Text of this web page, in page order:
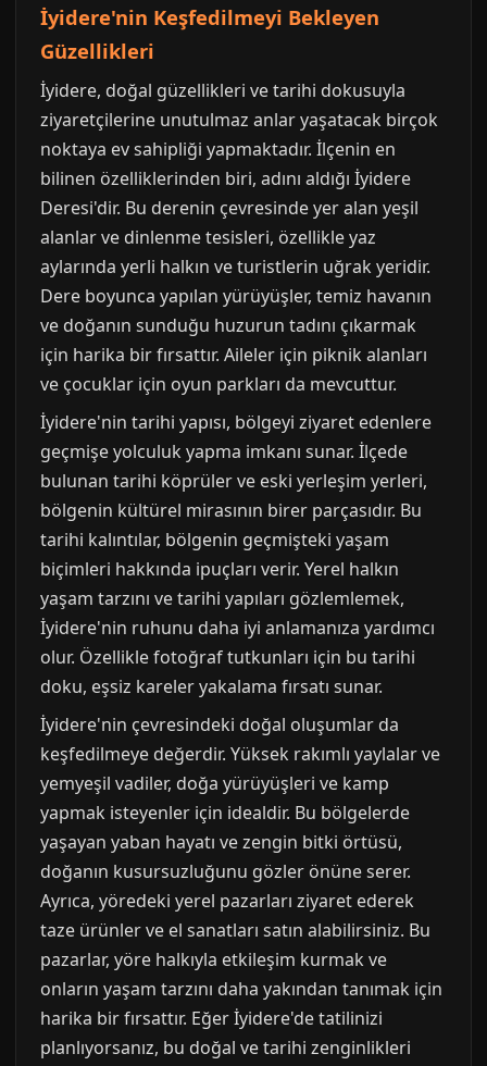
İyidere'nin Keşfedilmeyi Bekleyen
Güzellikleri
İyidere, doğal güzellikleri ve tarihi dokusuyla
ziyaretçilerine unutulmaz anlar yaşatacak birçok
noktaya ev sahipliği yapmaktadır. İlçenin en
bilinen özelliklerinden biri, adını aldığı İyidere
Deresi'dir. Bu derenin çevresinde yer alan yeşil
alanlar ve dinlenme tesisleri, özellikle yaz
aylarında yerli halkın ve turistlerin uğrak yeridir.
Dere boyunca yapılan yürüyüşler, temiz havanın
ve doğanın sunduğu huzurun tadını çıkarmak
için harika bir fırsattır. Aileler için piknik alanları
ve çocuklar için oyun parkları da mevcuttur.
İyidere'nin tarihi yapısı, bölgeyi ziyaret edenlere
geçmişe yolculuk yapma imkanı sunar. İlçede
bulunan tarihi köprüler ve eski yerleşim yerleri,
bölgenin kültürel mirasının birer parçasıdır. Bu
tarihi kalıntılar, bölgenin geçmişteki yaşam
biçimleri hakkında ipuçları verir. Yerel halkın
yaşam tarzını ve tarihi yapıları gözlemlemek,
İyidere'nin ruhunu daha iyi anlamanıza yardımcı
olur. Özellikle fotoğraf tutkunları için bu tarihi
doku, eşsiz kareler yakalama fırsatı sunar.
İyidere'nin çevresindeki doğal oluşumlar da
keşfedilmeye değerdir. Yüksek rakımlı yaylalar ve
yemyeşil vadiler, doğa yürüyüşleri ve kamp
yapmak isteyenler için idealdir. Bu bölgelerde
yaşayan yaban hayatı ve zengin bitki örtüsü,
doğanın kusursuzluğunu gözler önüne serer.
Ayrıca, yöredeki yerel pazarları ziyaret ederek
taze ürünler ve el sanatları satın alabilirsiniz. Bu
pazarlar, yöre halkıyla etkileşim kurmak ve
onların yaşam tarzını daha yakından tanımak için
harika bir fırsattır. Eğer İyidere'de tatilinizi
planlıyorsanız, bu doğal ve tarihi zenginlikleri